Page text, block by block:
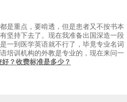
是重点，要啃透，但是患者又不按书本
坚持下去了。现在我准备出国深造一段
一到医学英语就不行了，毕竟专业名词
培训机构的外教是专业的，现在来问一
？收费标准是多少？